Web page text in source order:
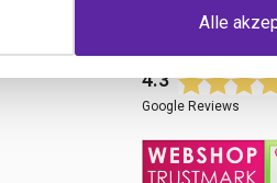
Bewertungen
4.3
Google Reviews
Alle